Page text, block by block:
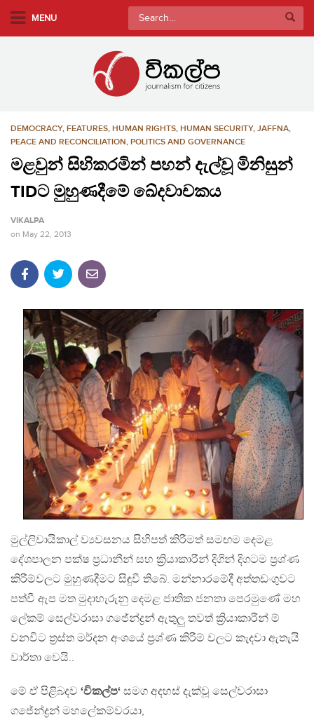
MENU
Search
for:
DEMOCRACY, FEATURES, HUMAN RIGHTS, HUMAN SECURITY, JAFFNA,
PEACE AND RECONCILIATION, POLITICS AND GOVERNANCE
මළවුන් සිහිකරමින් පහන් දැල්වූ මිනිසුන්
TIDට මුහුණදීමේ ඛේදවාචකය
VIKALPA
on May 22, 2013
මුල්ලිවායිකාල් ව්‍යවසනය සිහිපත් කිරීමත් සමඟම දෙමළ
දේශපාලන පක්ෂ ප්‍රධානීන් සහ ක්‍රියාකාරීන් දිගින් දිගටම ප්‍රශ්ණ
කිරීම්වලට මුහුණදීමට සිඳුවී තිබේ. මන්නාරමේදී අත්තඩංගුවට
පත්වී ඇප මත මුදාහැරුනු දෙමළ ජාතික ජනතා පෙරමුණේ මහ
ලේකම් සෙල්වරාසා ගජේන්ද්‍රන් ඇතුලු තවත් ක්‍රියාකාරීන් ම්
වනවිට ත්‍රස්ත මර්දන අංශයේ ප්‍රශ්ණ කිරීම් වලට කැදවා ඇතැයි
වාර්තා වෙයි..
මේ ඒ පිළිබදව ‘විකල්ප‘ සමග අදහස් දැක්වූ සෙල්වරාසා
ගජේන්ද්‍රන් මහලේකම්වරයා,